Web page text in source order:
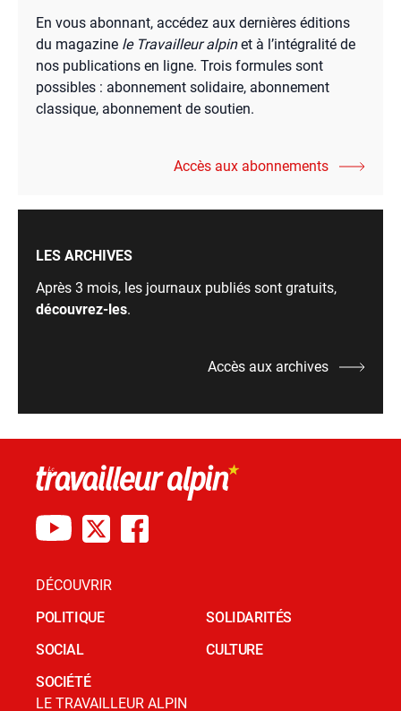
En vous abonnant, accédez aux dernières éditions
du magazine le Travailleur alpinet à l’intégralité de
nos publications en ligne. Trois formules sont
possibles : abonnement solidaire, abonnement
classique, abonnement de soutien.
Accès aux abonnements
LES ARCHIVES
Après 3 mois, les journaux publiés sont gratuits,
découvrez-les.
Accès aux archives
DÉCOUVRIR
POLITIQUE
SOCIAL
SOCIÉTÉ
SOLIDARITÉS
CULTURE
LE TRAVAILLEUR ALPIN